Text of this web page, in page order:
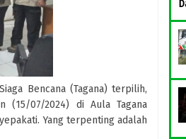
Bencana (Tagana) terpilih,
(15/07/2024) di Aula Tagana
Yang terpenting adalah